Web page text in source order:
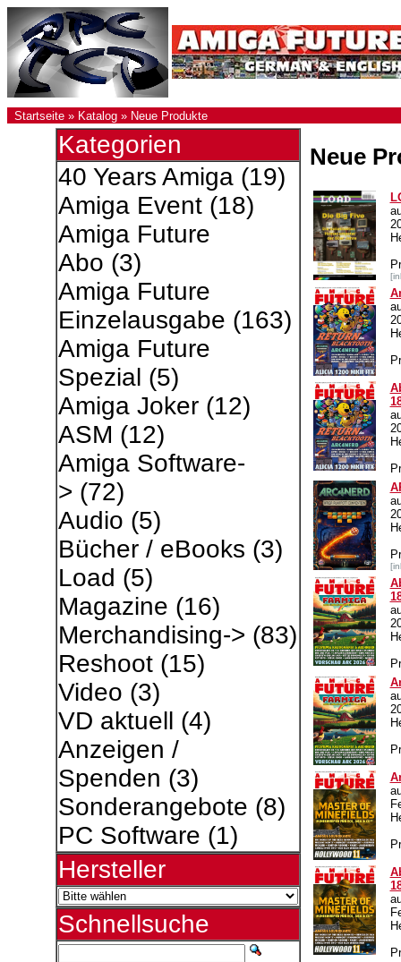
Startseite » Katalog » Neue Produkte
Kategorien
40 Years Amiga(19)
Amiga Event(18)
Amiga Future
Abo (3)
Amiga Future
Einzelausgabe (163)
Amiga Future
Spezial (5)
Amiga Joker(12)
ASM (12)
Amiga Software-
> (72)
Audio (5)
Bücher / eBooks (3)
Load (5)
Magazine (16)
Merchandising-> (83)
Reshoot(15)
Video (3)
VD aktuell (4)
Anzeigen /
Spenden (3)
Sonderangebote (8)
PC Software (1)
Hersteller
Schnellsuche
Neue